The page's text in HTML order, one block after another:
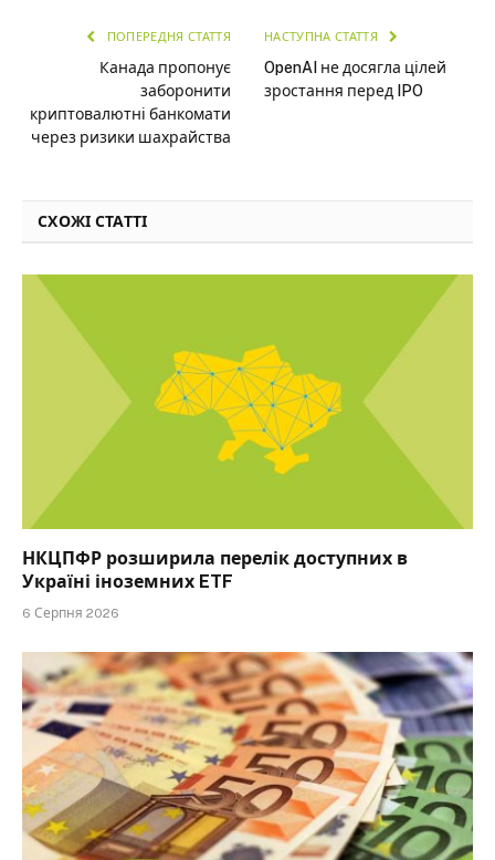
ПОПЕРЕДНЯ СТАТТЯ
Канада пропонує
заборонити
криптовалютні банкомати
через ризики шахрайства
НАСТУПНА СТАТТЯ
OpenAI не досягла цілей
зростання перед IPO
СХОЖІ СТАТТІ
НКЦПФР розширила перелік доступних в
Україні іноземних ETF
6 Серпня 2026